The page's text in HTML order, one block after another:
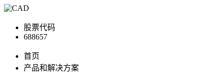
股票代码
688657
首页
产品和解决方案